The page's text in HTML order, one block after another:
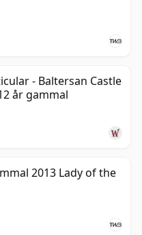
- Baltersan Castle
år gammal
2013 Lady of the